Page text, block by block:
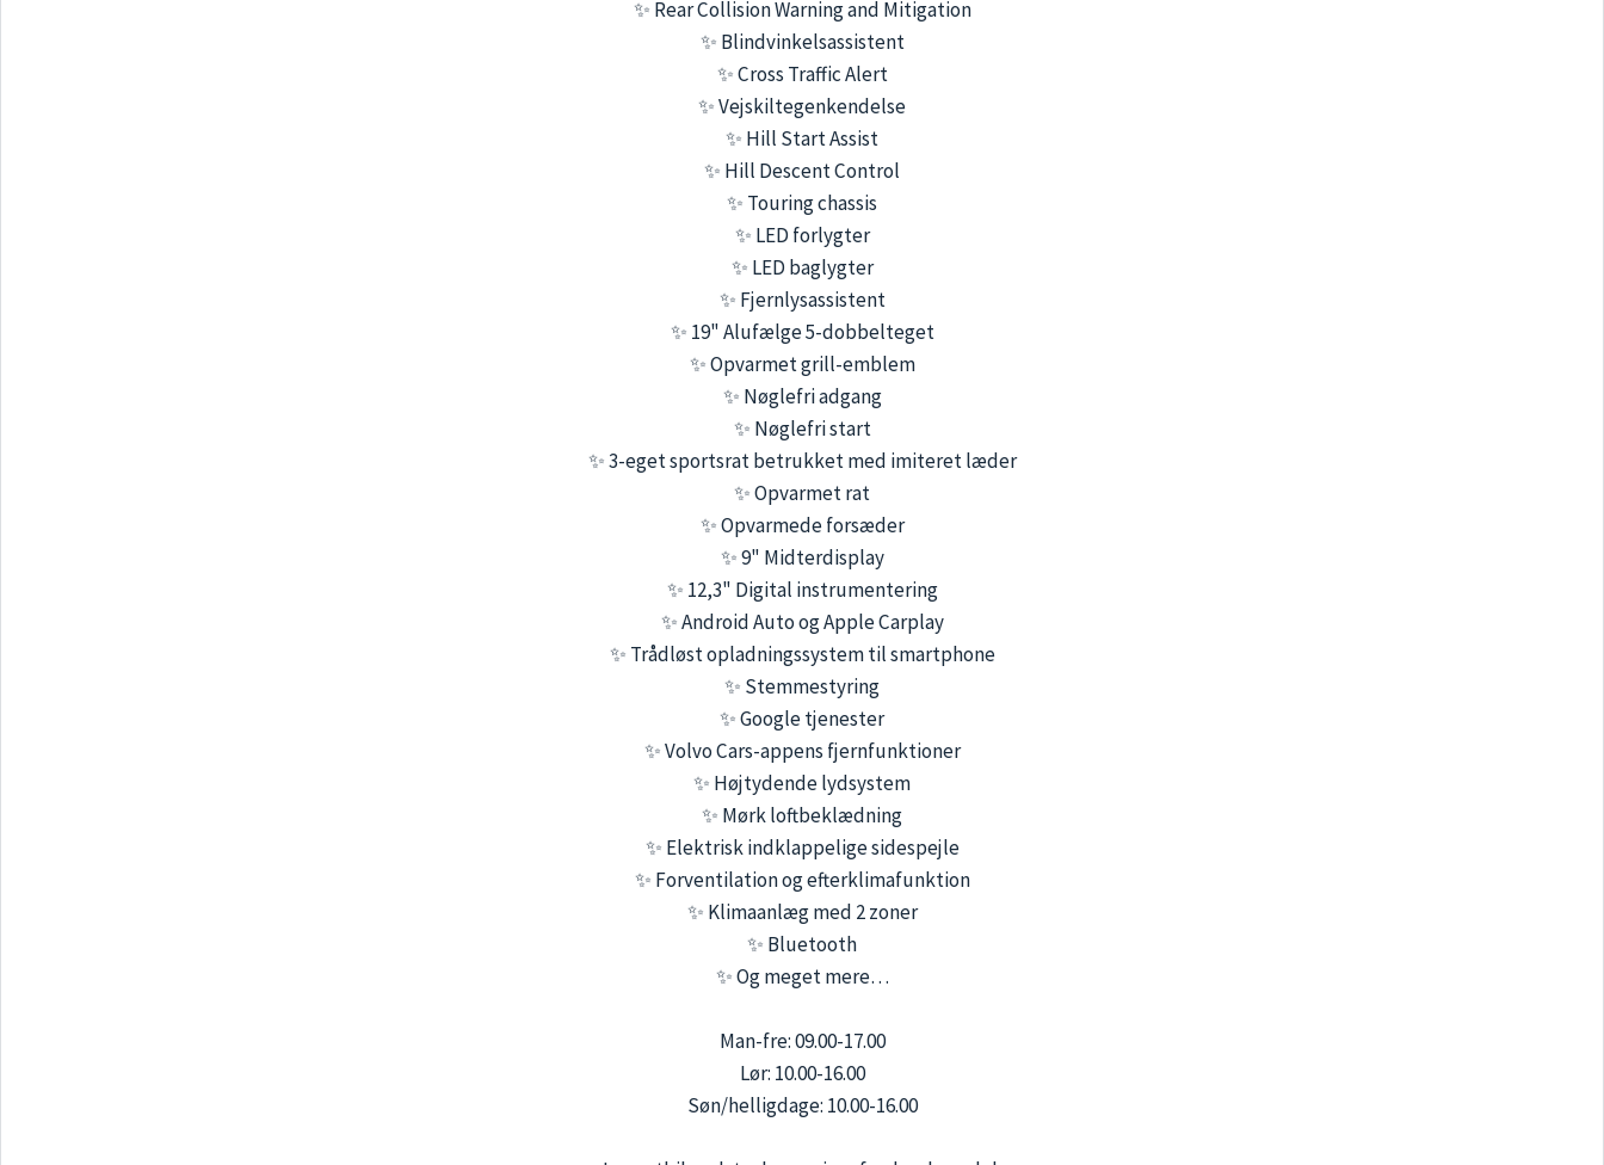
✨ Rear Collision Warning and Mitigation
✨ Blindvinkelsassistent
✨ Cross Traffic Alert
✨ Vejskiltegenkendelse
✨ Hill Start Assist
✨ Hill Descent Control
✨ Touring chassis
✨ LED forlygter
✨ LED baglygter
✨ Fjernlysassistent
✨ 19" Alufælge 5-dobbelteget
✨ Opvarmet grill-emblem
✨ Nøglefri adgang
✨ Nøglefri start
✨ 3-eget sportsrat betrukket med imiteret læder
✨ Opvarmet rat
✨ Opvarmede forsæder
✨ 9" Midterdisplay
✨ 12,3" Digital instrumentering
✨ Android Auto og Apple Carplay
✨ Trådløst opladningssystem til smartphone
✨ Stemmestyring
✨ Google tjenester
✨ Volvo Cars-appens fjernfunktioner
✨ Højtydende lydsystem
✨ Mørk loftbeklædning
✨ Elektrisk indklappelige sidespejle
✨ Forventilation og efterklimafunktion
✨ Klimaanlæg med 2 zoner
✨ Bluetooth
✨ Og meget mere…
Man-fre: 09.00-17.00
Lør: 10.00-16.00
Søn/helligdage: 10.00-16.00